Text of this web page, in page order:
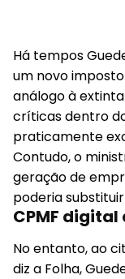
Há tempos
um novo
análogo à extinta
críticas dentro
praticamente
Contudo, o
geração de
poderia
CPMF digital
No entanto, ao
diz a Folha,